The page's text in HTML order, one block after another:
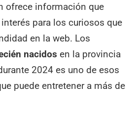
ofrece información que
para los curiosos que
en la web. Los
nacidos en la provincia
2024 es uno de esos
puede entretener a más de